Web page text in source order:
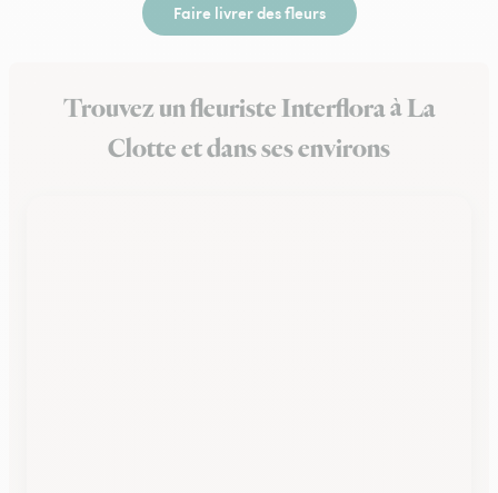
Faire livrer des fleurs
Trouvez un fleuriste Interflora à La
Clotte et dans ses environs